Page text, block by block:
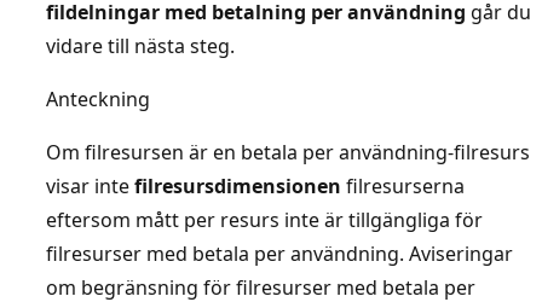
fildelningar med betalning per användning går du
vidare till nästa steg.
Anteckning
Om filresursen är en betala per användning-filresurs
visar intefilresursdimensionen filresurserna
eftersom mått per resurs inte är tillgängliga för
filresurser med betala per användning. Aviseringar
om begränsning för filresurser med betala per